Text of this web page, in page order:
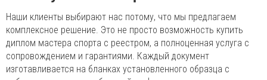
Наши клиенты выбирают нас потому, что мы предлагаем
комплексное решение. Это не просто возможность купить
диплом мастера спорта с реестром, а полноценная услуга с
сопровождением и гарантиями. Каждый документ
изготавливается на бланках установленного образца с